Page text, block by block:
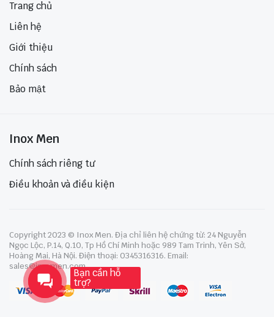
Trang chủ
Liên hệ
Giới thiệu
Chính sách
Bảo mật
Inox Men
Chính sách riêng tư
Điều khoản và điều kiện
Copyright 2023 © Inox Men. Địa chỉ liên hệ chứng từ: 24 Nguyễn
Ngọc Lộc, P.14, Q.10, Tp Hồ Chí Minh hoặc 989 Tam Trinh, Yên Sở,
Hoàng Mai, Hà Nội. Điện thoại: 0345316316. Email:
sales@inoxmen.com
Bạn cần hỗ
trợ?